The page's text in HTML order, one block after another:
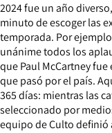
2024 fue un año
minuto de escoger las
temporada. Por
unánime todos los
que Paul McCartney
que pasó por el país.
365 días: mientras las
seleccionado por
equipo de Culto definió